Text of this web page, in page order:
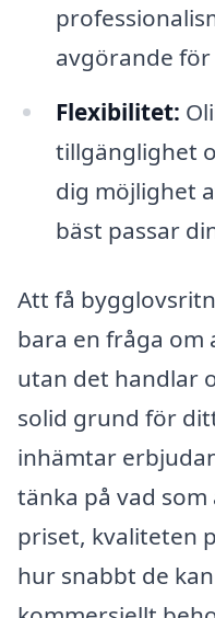
avgörande
Flexibilitet:
tillgänglighet
dig möjlighet
bäst passar
Att få
bara en fråga om
utan det handlar
solid grund för
inhämtar
tänka på vad
priset, kvaliteten
hur snabbt de